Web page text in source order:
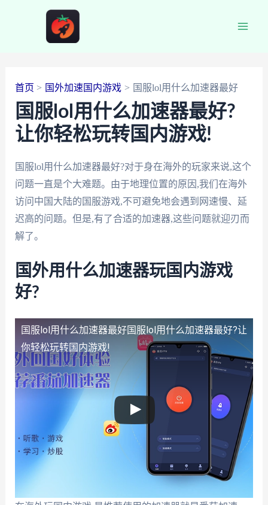
首页 国外加速国内游戏 国服lol用什么加速器最好
国服lol用什么加速器最好?
让你轻松玩转国内游戏!
国服lol用什么加速器最好?对于身在海外的玩家来说,这个
问题一直是个大难题。由于地理位置的原因,我们在海外
访问中国大陆的国服游戏,不可避免地会遇到网速慢、延
迟高的问题。但是,有了合适的加速器,这些问题就迎刃而
解了。
国外用什么加速器玩国内游戏
好?
国服lol用什么加速器最好国服lol用什么加速器最好?让
你轻松玩转国内游戏!